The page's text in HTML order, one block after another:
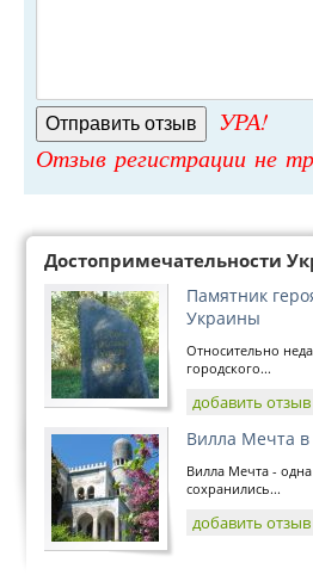
УРА!
Отзыв регистрации не
Достопримечательности
Памятник
Украины
Относительно
городского...
добавить отзыв
Вилла Мечта
Вилла Мечта -
сохранились...
добавить отзыв